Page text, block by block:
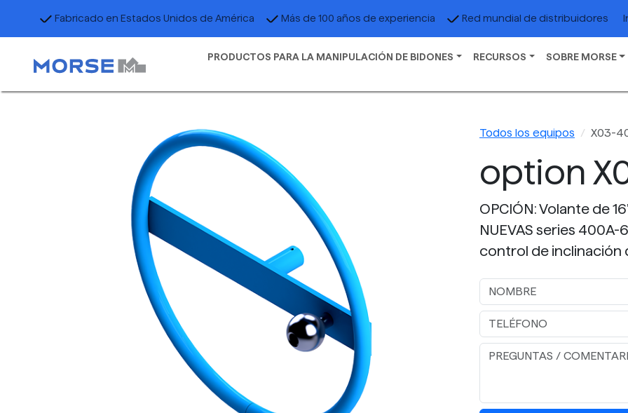
Fabricado en Estados Unidos de América Más de 100 años de experiencia Red mundial de distribuidores
PRODUCTOS PARA LA MANIPULACIÓN DE BIDONES RECURSOS SOBRE MORSE
Todos los equipos X03-
option
OPCIÓN: Volante de
NUEVAS series 400A-
control de inclinación